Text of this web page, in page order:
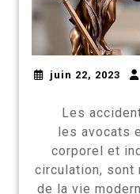
juin 22, 2023
Les
les avocats
corporel et
circulation, sont
de la vie